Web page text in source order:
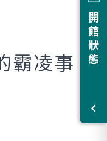
開館狀態
霸凌事